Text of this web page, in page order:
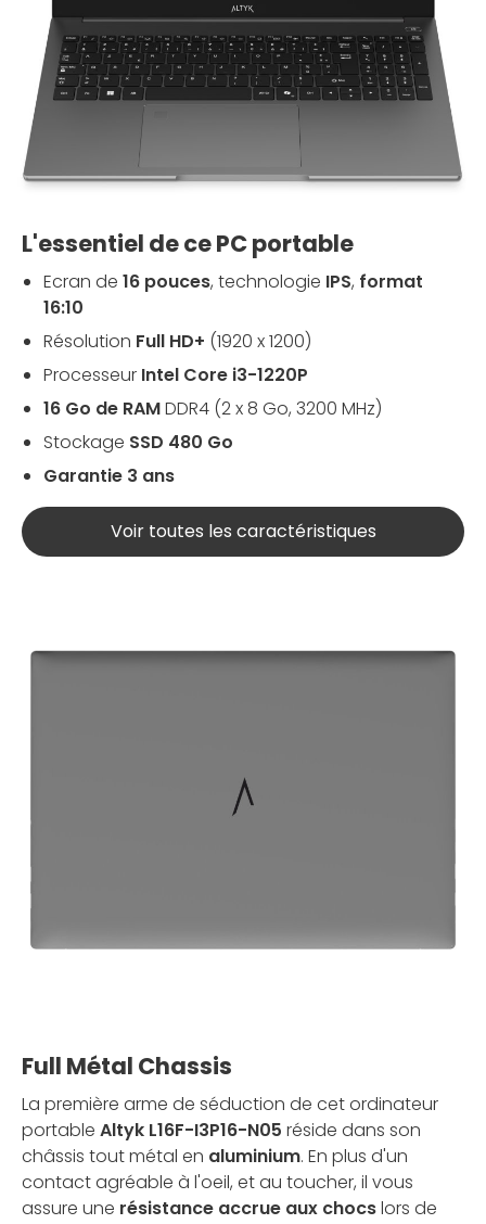
L'essentiel de ce PC portable
Ecran de 16 pouces, technologie IPS, format
16:10
Résolution Full HD+ (1920 x 1200)
Processeur Intel Core i3-1220P
16 Go de RAMDDR4 (2 x 8 Go, 3200 MHz)
Stockage SSD 480 Go
Garantie 3 ans
Voir toutes les caractéristiques
Full Métal Chassis
La première arme de séduction de cet ordinateur
portable Altyk L16F-I3P16-N05 réside dans son
châssis tout métal en aluminium. En plus d'un
contact agréable à l'oeil, et au toucher, il vous
assure une résistance accrue aux chocslors de